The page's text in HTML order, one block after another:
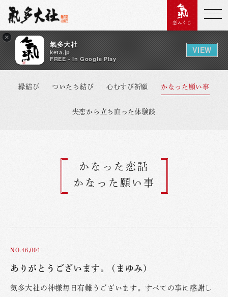
×
氣多大社
keta.jp
FREE - In Google Play
VIEW
恋みくじ
縁結び ついたち結び 心むすび祈願 かなった願い事
失恋から立ち直った体験談
かなった恋話
かなった願い事
NO.46,001
ありがとうございます。 (まゆみ)
気多大社の神様毎日有難うございます。すべての事に感謝し